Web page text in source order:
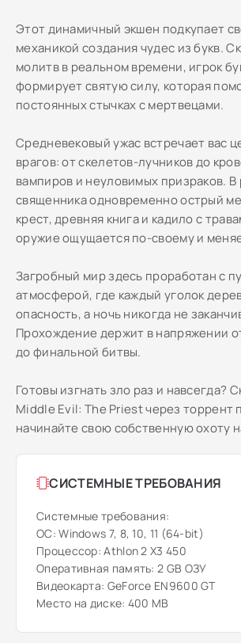
Этот динамичный экшен подкупает
механикой создания чудес из букв.
молитв в реальном времени, игрок
формирует святую силу, которая
постоянных стычках с мертвецами.
Средневековый ужас встречает вас
врагов: от скелетов-лучников до
вампиров и неуловимых призраков. В
священника одновременно острый
крест, древняя книга и кадило с
оружие ощущается по-своему и
Загробный мир здесь проработан с
атмосферой, где каждый уголок
опасность, а ночь никогда не
Прохождение держит в напряжении
до финальной битвы.
Готовы изгнать зло раз и навсегда?
Middle Evil: The Priest через торрент
начинайте свою собственную охоту
СИСТЕМНЫЕ ТРЕБОВАНИЯ
Системные требования:
ОС: Windows 7, 8, 10, 11 (64-bit)
Процессор: Athlon 2 X3 450
Оперативная память: 2 GB ОЗУ
Видеокарта: GeForce EN9600 GT
Место на диске: 400 MB